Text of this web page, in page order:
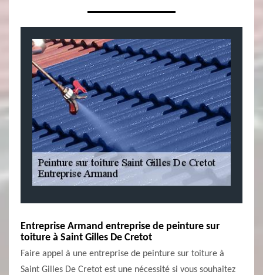
Entreprise Armand entreprise de peinture sur
toiture à Saint Gilles De Cretot
Faire appel à une entreprise de peinture sur toiture à
Saint Gilles De Cretot est une nécessité si vous souhaitez